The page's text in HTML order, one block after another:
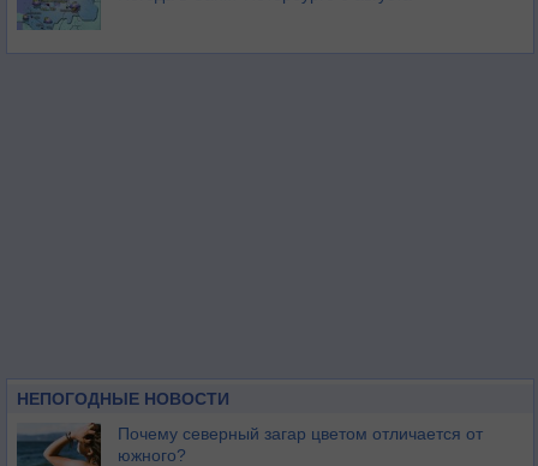
НЕПОГОДНЫЕ НОВОСТИ
Почему северный загар цветом отличается от
южного?